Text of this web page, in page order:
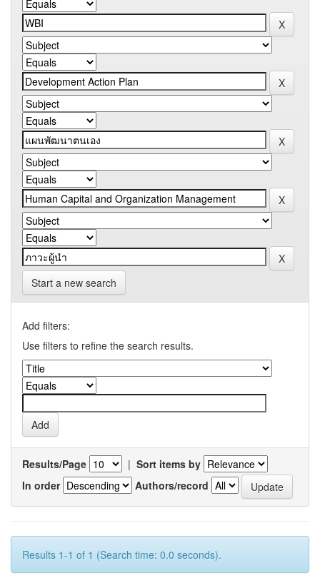
Start a new search
Add filters:
Use filters to refine the search results.
Results/Page | Sort items by
In order
Authors/record
Results 1-1 of 1 (Search time: 0.0 seconds).